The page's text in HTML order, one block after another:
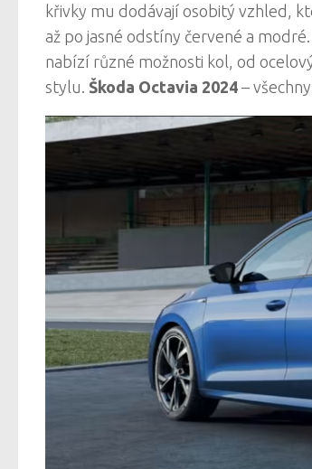
křivky mu dodávají osobitý vzhled,
až po jasné odstíny červené a
nabízí různé možnosti kol, od
stylu. Škoda Octavia 2024 –